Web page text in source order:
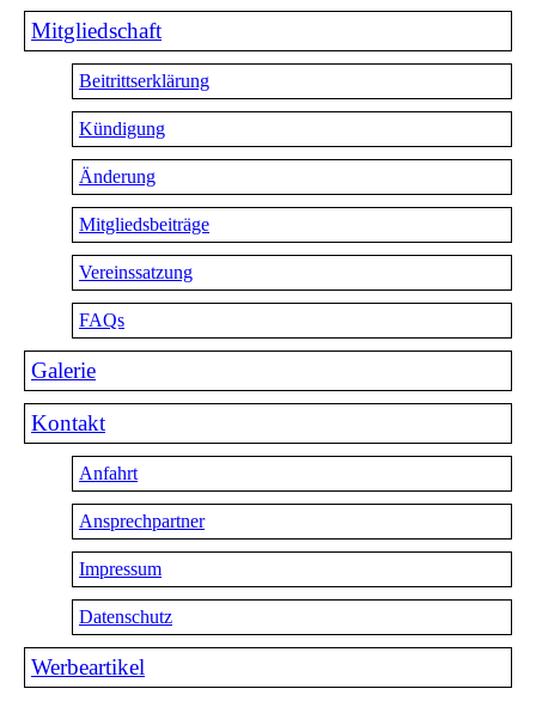
Mitgliedschaft
Beitrittserklärung
Kündigung
Änderung
Mitgliedsbeiträge
Vereinssatzung
FAQs
Galerie
Kontakt
Anfahrt
Ansprechpartner
Impressum
Datenschutz
Werbeartikel